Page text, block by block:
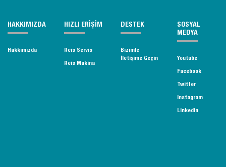
HAKKIMIZDA
Hakkımızda
HIZLI ERİŞİM
Reis Servis
Reis Makina
DESTEK
Bizimle
İletişime Geçin
SOSYAL
MEDYA
Youtube
Facebook
Twitter
Instagram
Linkedin